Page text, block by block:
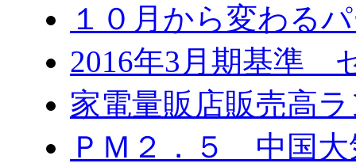
１０月から変わ
2016年3月期基準
家電量販店販売高
ＰＭ２．５ 中国大